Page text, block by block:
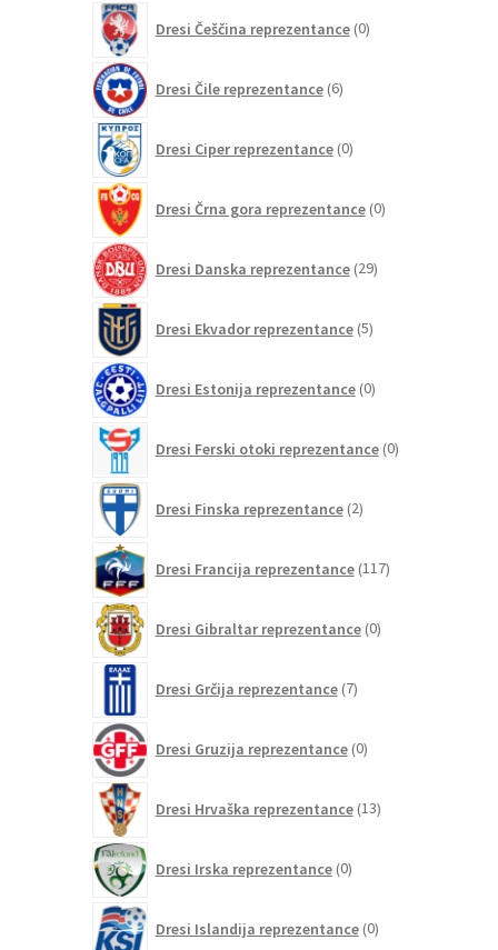
Dresi Češčina reprezentance 0izdelkov
Dresi Čile reprezentance 6izdelkov
Dresi Ciper reprezentance 0izdelkov
Dresi Črna gora reprezentance 0izdelkov
Dresi Danska reprezentance 29izdelkov
Dresi Ekvador reprezentance 5izdelkov
Dresi Estonija reprezentance 0izdelkov
Dresi Ferski otoki reprezentance 0izdelkov
Dresi Finska reprezentance 2izdelka
Dresi Francija reprezentance 117izdelkov
Dresi Gibraltar reprezentance 0izdelkov
Dresi Grčija reprezentance 7izdelkov
Dresi Gruzija reprezentance 0izdelkov
Dresi Hrvaška reprezentance 13izdelkov
Dresi Irska reprezentance 0izdelkov
Dresi Islandija reprezentance 0izdelkov